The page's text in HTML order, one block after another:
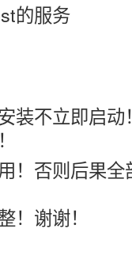
的服务
装不立即启
！否则后果
！谢谢！